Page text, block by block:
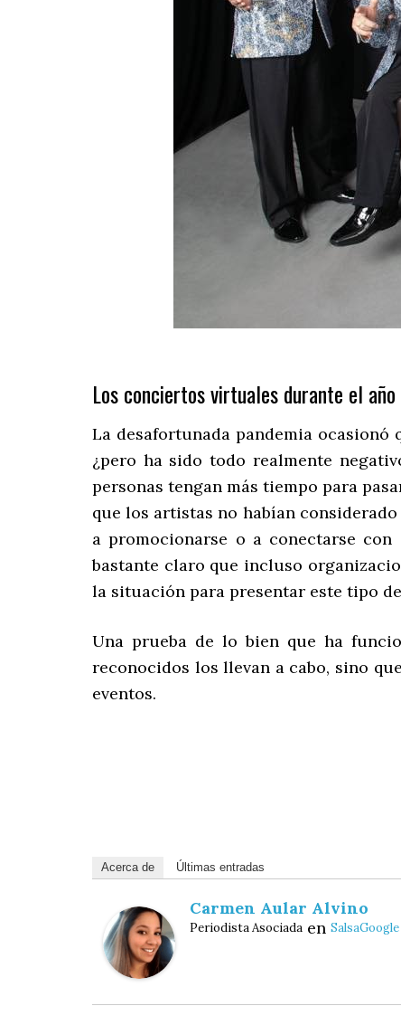
Los conciertos virtuales durante el
La desafortunada pandemia ocasionó
¿pero ha sido todo realmente
personas tengan más tiempo para
que los artistas no habían
a promocionarse o a conectarse
bastante claro que incluso
la situación para presentar este tipo
Una prueba de lo bien que ha
reconocidos los llevan a cabo, sino
eventos.
Acerca de Últimas entradas
Carmen Aular Alvino
Periodista Asociada en SalsaGoogle